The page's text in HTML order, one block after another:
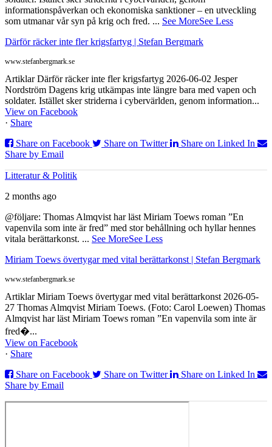
informationspåverkan och ekonomiska sanktioner – en utveckling
som utmanar vår syn på krig och fred. ... See MoreSee Less
Därför räcker inte fler krigsfartyg | Stefan Bergmark
www.stefanbergmark.se
Artiklar Därför räcker inte fler krigsfartyg 2026-06-02 Jesper
Nordström Dagens krig utkämpas inte längre bara med vapen och
soldater. Istället sker striderna i cybervärlden, genom information...
View on Facebook
· Share
Share on Facebook
Share on Twitter
Share on Linked In
Share by Email
Litteratur & Politik
2 months ago
@följare: Thomas Almqvist har läst Miriam Toews roman ”En
vapenvila som inte är fred” med stor behållning och hyllar hennes
vitala berättarkonst. ... See MoreSee Less
Miriam Toews övertygar med vital berättarkonst | Stefan Bergmark
www.stefanbergmark.se
Artiklar Miriam Toews övertygar med vital berättarkonst 2026-05-
27 Thomas Almqvist Miriam Toews. (Foto: Carol Loewen) Thomas
Almqvist har läst Miriam Toews roman ”En vapenvila som inte är
fred�...
View on Facebook
· Share
Share on Facebook
Share on Twitter
Share on Linked In
Share by Email